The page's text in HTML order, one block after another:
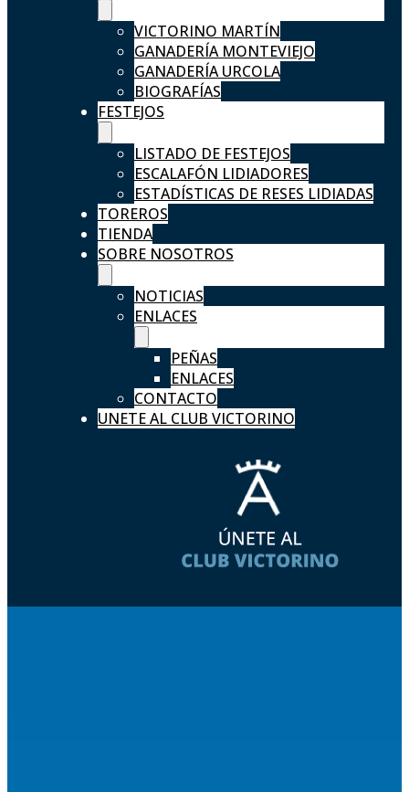
VICTORINO MARTÍN
GANADERÍA MONTEVIEJO
GANADERÍA URCOLA
BIOGRAFÍAS
FESTEJOS
LISTADO DE FESTEJOS
ESCALAFÓN LIDIADORES
ESTADÍSTICAS DE RESES LIDIADAS
TOREROS
TIENDA
SOBRE NOSOTROS
NOTICIAS
ENLACES
PEÑAS
ENLACES
CONTACTO
UNETE AL CLUB VICTORINO